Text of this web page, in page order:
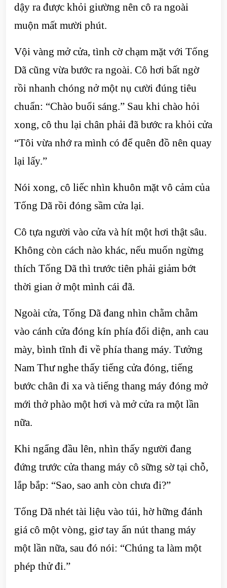
dậy ra được khỏi giường nên cô ra ngoài
muộn mất mười phút.
Vội vàng mở cửa, tình cờ chạm mặt với Tống
Dã cũng vừa bước ra ngoài. Cô hơi bất ngờ
rồi nhanh chóng nở một nụ cười đúng tiêu
chuẩn: “Chào buổi sáng.” Sau khi chào hỏi
xong, cô thu lại chân phải đã bước ra khỏi cửa
“Tôi vừa nhớ ra mình có để quên đồ nên quay
lại lấy.”
Nói xong, cô liếc nhìn khuôn mặt vô cảm của
Tống Dã rồi đóng sầm cửa lại.
Cô tựa người vào cửa và hít một hơi thật sâu.
Không còn cách nào khác, nếu muốn ngừng
thích Tống Dã thì trước tiên phải giảm bớt
thời gian ở một mình cái đã.
Ngoài cửa, Tống Dã đang nhìn chằm chằm
vào cánh cửa đóng kín phía đối diện, anh cau
mày, bình tĩnh đi về phía thang máy. Tưởng
Nam Thư nghe thấy tiếng cửa đóng, tiếng
bước chân đi xa và tiếng thang máy đóng mở
mới thở phào một hơi và mở cửa ra một lần
nữa.
Khi ngẩng đầu lên, nhìn thấy người đang
đứng trước cửa thang máy cô sững sờ tại chỗ,
lắp bắp: “Sao, sao anh còn chưa đi?”
Tống Dã nhét tài liệu vào túi, hờ hững đánh
giá cô một vòng, giơ tay ấn nút thang máy
một lần nữa, sau đó nói: “Chúng ta làm một
phép thử đi.”